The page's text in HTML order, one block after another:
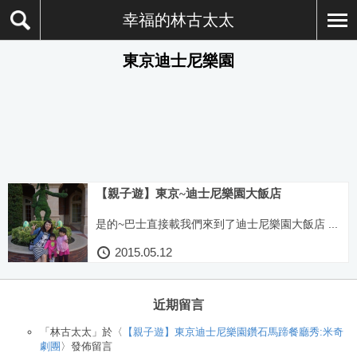
幸福的林古太太
東京迪士尼樂園
【親子遊】東京~迪士尼樂園大飯店
是的~巴士直接載我們來到了迪士尼樂園大飯店 ...
2015.05.12
近期留言
「 林古太太 」於〈
【親子遊】東京迪士尼樂園鑽石馬蹄餐廳秀:米奇
劇團 〉發佈留言